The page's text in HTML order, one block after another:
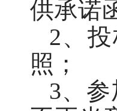
供承诺
2、
照；
3、